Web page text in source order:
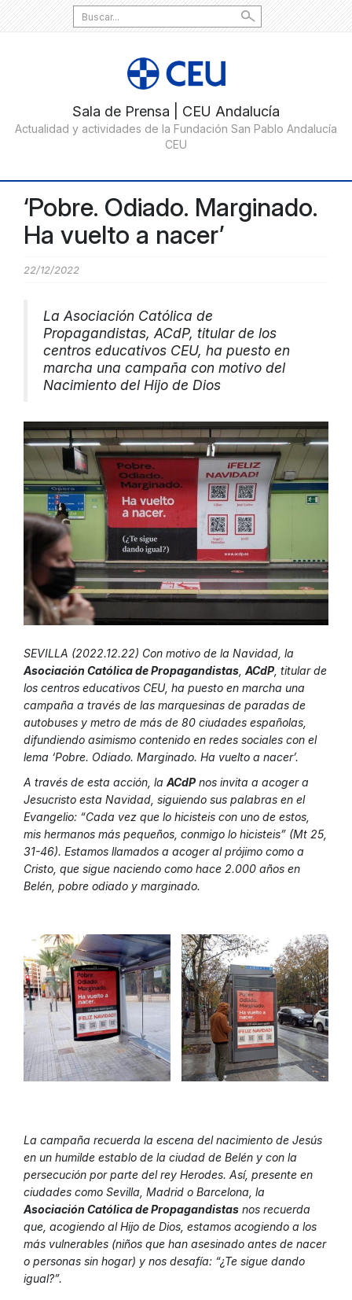
Search
for:
‘Pobre. Odiado. Marginado.
Ha vuelto a nacer’
22/12/2022
La Asociación Católica de
Propagandistas, ACdP, titular de los
centros educativos CEU, ha puesto en
marcha una campaña con motivo del
Nacimiento del Hijo de Dios
SEVILLA (2022.12.22) Con motivo de la Navidad, la
Asociación Católica de Propagandistas ACdP , titular de
los centros educativos CEU, ha puesto en marcha una
campaña a través de las marquesinas de paradas de
autobuses y metro de más de 80 ciudades españolas,
difundiendo asimismo contenido en redes sociales con el
lema ‘Pobre. Odiado. Marginado. Ha vuelto a nacer’.
A través de esta acción, la ACdP nos invita a acoger a
Jesucristo esta Navidad, siguiendo sus palabras en el
Evangelio: “Cada vez que lo hicisteis con uno de estos,
mis hermanos más pequeños, conmigo lo hicisteis” (Mt 25,
31-46). Estamos llamados a acoger al prójimo como a
Cristo, que sigue naciendo como hace 2.000 años en
Belén, pobre odiado y marginado.
La campaña recuerda la escena del nacimiento de Jesús
en un humilde establo de la ciudad de Belén y con la
persecución por parte del rey Herodes. Así, presente en
ciudades como Sevilla, Madrid o Barcelona, la
Asociación Católica de Propagandistas nos recuerda
que, acogiendo al Hijo de Dios, estamos acogiendo a los
más vulnerables (niños que han asesinado antes de nacer
o personas sin hogar) y nos desafía: “¿Te sigue dando
igual?”.